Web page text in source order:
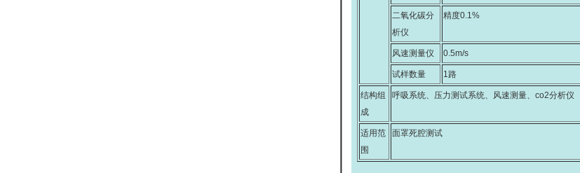
二氧化碳分
析仪
精度0.1%
风速测量仪 0.5m/s
试样数量 1路
结构组
成
呼吸系统、压力测试系统、风速测量、co2分析仪
适用范
围
面罩死腔测试